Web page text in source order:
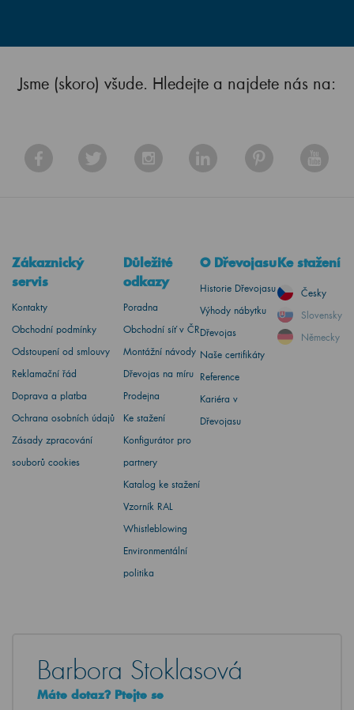
Jsme (skoro) všude. Hledejte a najdete nás na:
Zákaznický
servis
Kontakty
Obchodní podmínky
Odstoupení od smlouvy
Reklamační řád
Doprava a platba
Ochrana osobních údajů
Zásady zpracování
souborů cookies
Důležité
odkazy
Poradna
Obchodní síť v ČR
Montážní návody
Dřevojas na míru
Prodejna
Ke stažení
Konfigurátor pro
partnery
Katalog ke stažení
Vzorník RAL
Whistleblowing
Environmentální
politika
O Dřevojasu
Historie Dřevojasu
Výhody nábytku
Dřevojas
Naše certifikáty
Reference
Kariéra v
Dřevojasu
Ke stažení
Česky
Slovensky
Německy
Barbora Stoklasová
Máte dotaz? Ptejte se